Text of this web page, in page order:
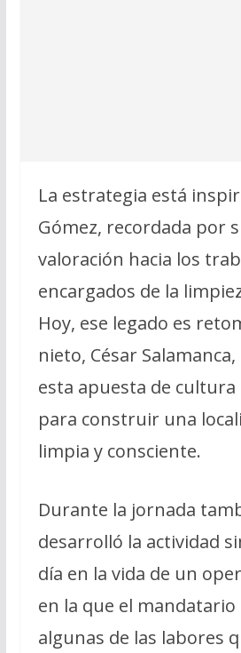
La estrategia está
Gómez, recordada por
valoración hacia los
encargados de la
Hoy, ese legado es
nieto, César
esta apuesta de cultura
para construir una
limpia y consciente.
Durante la jornada
desarrolló la actividad
día en la vida de un
en la que el mandatario
algunas de las labores